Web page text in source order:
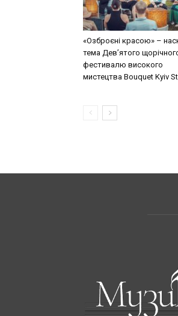
«Озброєні красою» –
тема Дев’ятого
фестивалю високого
мистецтва Bouquet Kyiv